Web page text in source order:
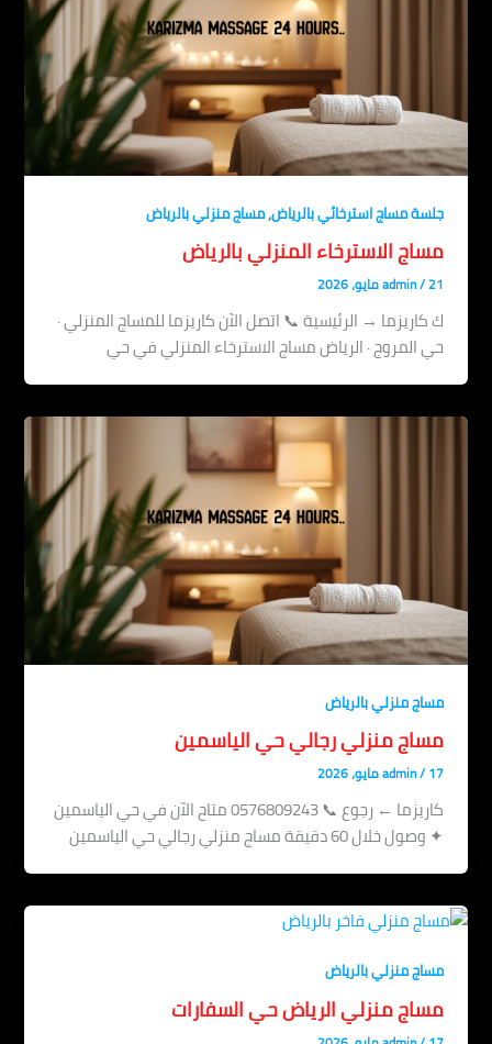
جلسة مساج استرخائي بالرياض,مساج منزلي بالرياض
مساج الاسترخاء المنزلي بالرياض
admin/21 مايو، 2026
ك كاريزما → الرئيسية 📞 اتصل الآن كاريزما للمساج المنزلي ·
حي المروج · الرياض مساج الاسترخاء المنزلي في حي
مساج منزلي بالرياض
مساج منزلي رجالي حي الياسمين
admin/17 مايو، 2026
كاريزما ← رجوع 📞 0576809243 متاح الآن في حي الياسمين
✦ وصول خلال 60 دقيقة مساج منزلي رجالي حي الياسمين
مساج منزلي بالرياض
مساج منزلي الرياض حي السفارات